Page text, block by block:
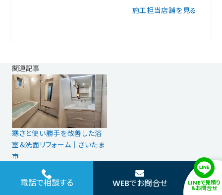
施工担当店舗を見る
関連記事
寒さと使い勝手を改善した浴
室＆洗面リフォーム｜さいたま
市
水回り
電話で相談する WEBでお問合せ LINEで見積り
＆お問合せ